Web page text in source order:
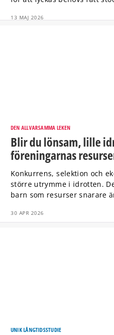
13 MAJ 2026
DEN ALLVARSAMMA LEKEN
Blir du lönsam, lille
föreningarnas
Konkurrens, selektion och
större utrymme i idrotten.
barn som resurser snarare
30 APR 2026
UNIK LÅNGTIDSSTUDIE